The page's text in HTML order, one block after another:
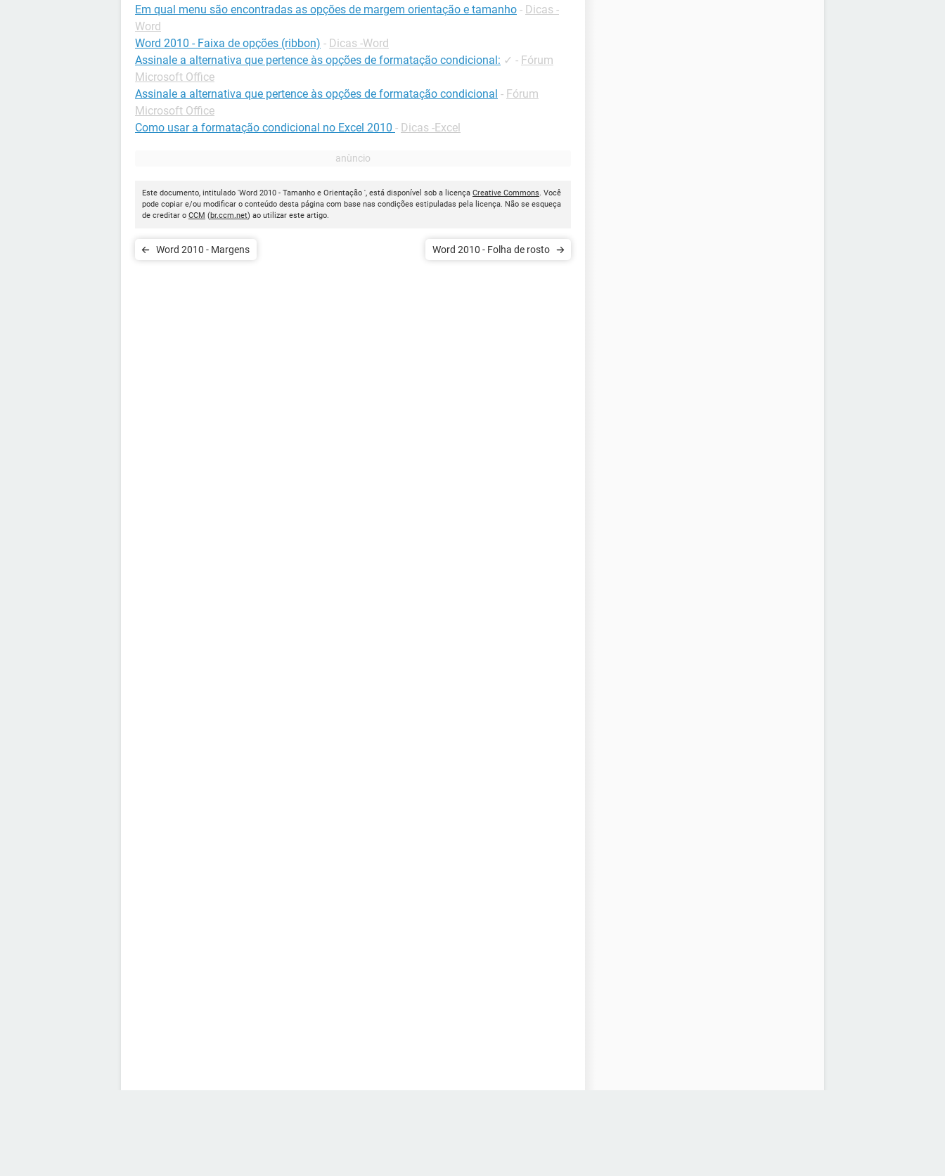
Em qual menu são encontradas as opções de margem orientação e tamanho - Dicas -
Word
Word 2010 - Faixa de opções (ribbon) - Dicas -Word
Assinale a alternativa que pertence às opções de formatação condicional: ✓ - Fórum
Microsoft Office
Assinale a alternativa que pertence às opções de formatação condicional - Fórum
Microsoft Office
Como usar a formatação condicional no Excel 2010 - Dicas -Excel
Este documento, intitulado 'Word 2010 - Tamanho e Orientação ', está disponível sob a licença Creative Commons. Você
pode copiar e/ou modificar o conteúdo desta página com base nas condições estipuladas pela licença. Não se esqueça
de creditar o CCM (br.ccm.net) ao utilizar este artigo.
Word 2010 - Margens Word 2010 - Folha de rosto